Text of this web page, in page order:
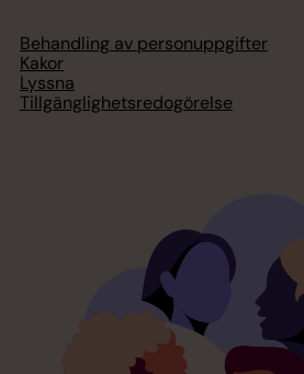
Behandling av personuppgifter
Kakor
Lyssna
Tillgänglighetsredogörelse